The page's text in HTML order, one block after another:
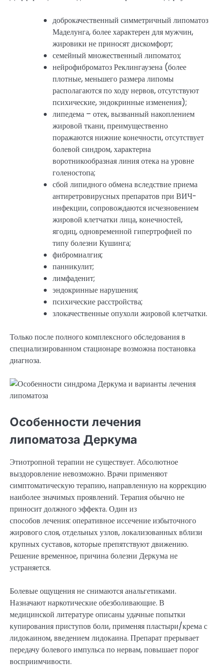
доброкачественный симметричный липоматоз
Маделунга, более характерен для мужчин,
жировики не приносят дискомфорт;
семейный множественный липоматоз;
нейрофиброматоз Реклингаузена (более
плотные, меньшего размера липомы
располагаются по ходу нервов, отсутствуют
психические, эндокринные изменения);
липедема – отек, вызванный накоплением
жировой ткани, преимущественно
поражаются нижние конечности, отсутствует
болевой синдром, характерна
воротникообразная линия отека на уровне
голеностопа;
сбой липидного обмена вследствие приема
антиретровирусных препаратов при ВИЧ-
инфекции, сопровождаются исчезновением
жировой клетчатки лица, конечностей,
ягодиц, одновременной гипертрофией по
типу болезни Кушинга;
фибромиалгия;
панникулит;
лимфаденит;
эндокринные нарушения;
психические расстройства;
злокачественные опухоли жировой клетчатки.
Только после полного комплексного обследования в
специализированном стационаре возможна постановка
диагноза.
Особенности лечения
липоматоза Деркума
Этиотропной терапии не существует. Абсолютное
выздоровление невозможно. Врачи применяют
симптоматическую терапию, направленную на коррекцию
наиболее значимых проявлений. Терапия обычно не
приносит должного эффекта. Один из
способов лечения: оперативное иссечение избыточного
жирового слоя, отдельных узлов, локализованных вблизи
крупных суставов, которые препятствуют движению.
Решение временное, причина болезни Деркума не
устраняется.
Болевые ощущения не снимаются анальгетиками.
Назначают наркотические обезболивающие. В
медицинской литературе описаны удачные попытки
купирования приступов боли, применяя пластыри/крема с
лидокаином, введением лидокаина. Препарат прерывает
передачу болевого импульса по нервам, повышает порог
восприимчивости.